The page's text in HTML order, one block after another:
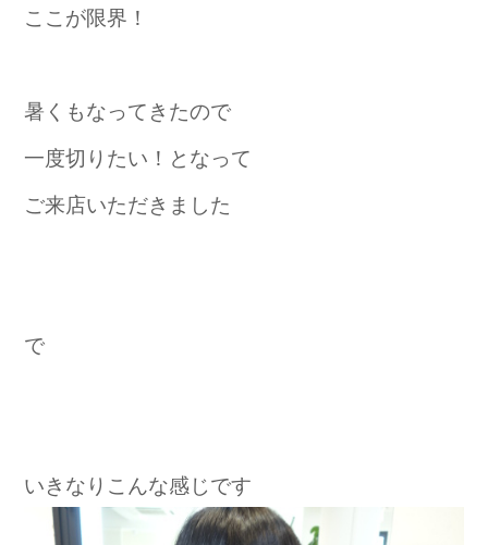
ここが限界！
暑くもなってきたので
一度切りたい！となって
ご来店いただきました
で
いきなりこんな感じです